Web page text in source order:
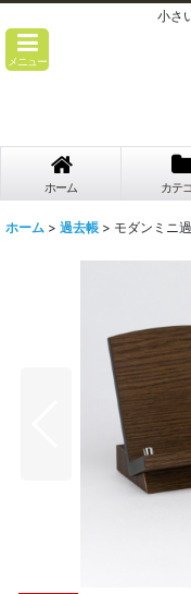
小さ
メニュー
ホーム カテ
ホーム > 過去帳 > モダンミニ